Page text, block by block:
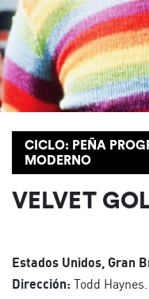
CICLO: PEÑA
MODERNO
VELVET
Estados Unidos, Gran
Dirección: Todd Haynes.